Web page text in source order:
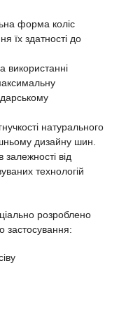
форма коліс
їх здатності до
використанні
натурального
дизайну шин.
від
технологій
розроблено
застосування: